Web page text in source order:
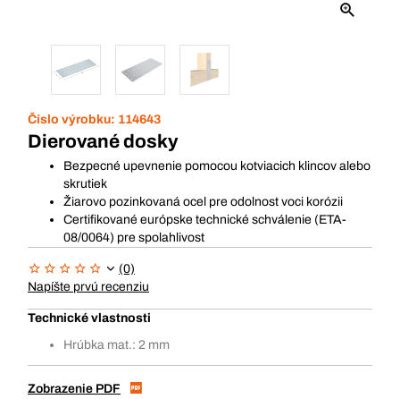
Číslo výrobku: 114643
Dierované dosky
Bezpecné upevnenie pomocou kotviacich klincov alebo
skrutiek
Žiarovo pozinkovaná ocel pre odolnost voci korózii
Certifikované európske technické schválenie (ETA-
08/0064) pre spolahlivost
(0)
Napíšte prvú recenziu
Technické vlastnosti
Hrúbka mat.: 2 mm
Zobrazenie PDF